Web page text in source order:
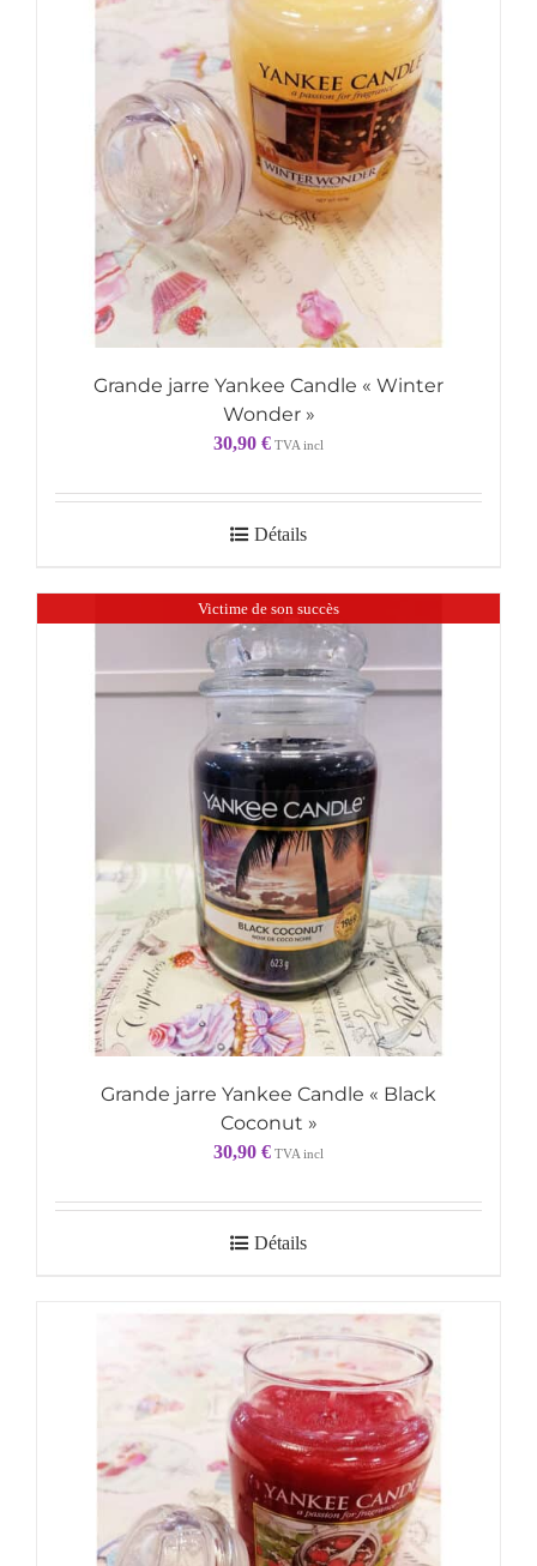
Grande jarre Yankee Candle « Winter
Wonder »
30,90 € TVA incl
Détails
Victime de son succès
Grande jarre Yankee Candle « Black
Coconut »
30,90 € TVA incl
Détails